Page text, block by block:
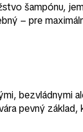
šampónu,
– pre
bezvládnymi
pevný základ,